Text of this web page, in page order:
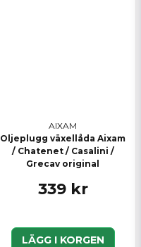
AIXAM
Oljeplugg växellåda Aixam
/ Chatenet / Casalini /
Grecav original
339 kr
LÄGG I KORGEN